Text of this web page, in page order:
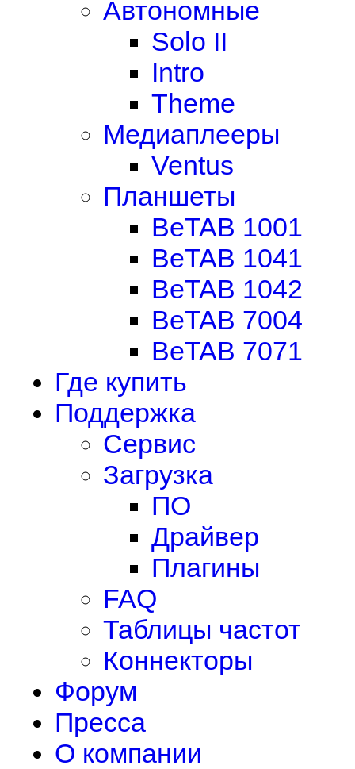
Автономные
Solo II
Intro
Theme
Медиаплееры
Ventus
Планшеты
BeTAB 1001
BeTAB 1041
BeTAB 1042
BeTAB 7004
BeTAB 7071
Где купить
Поддержка
Сервис
Загрузка
ПО
Драйвер
Плагины
FAQ
Таблицы частот
Коннекторы
Форум
Пресса
О компании